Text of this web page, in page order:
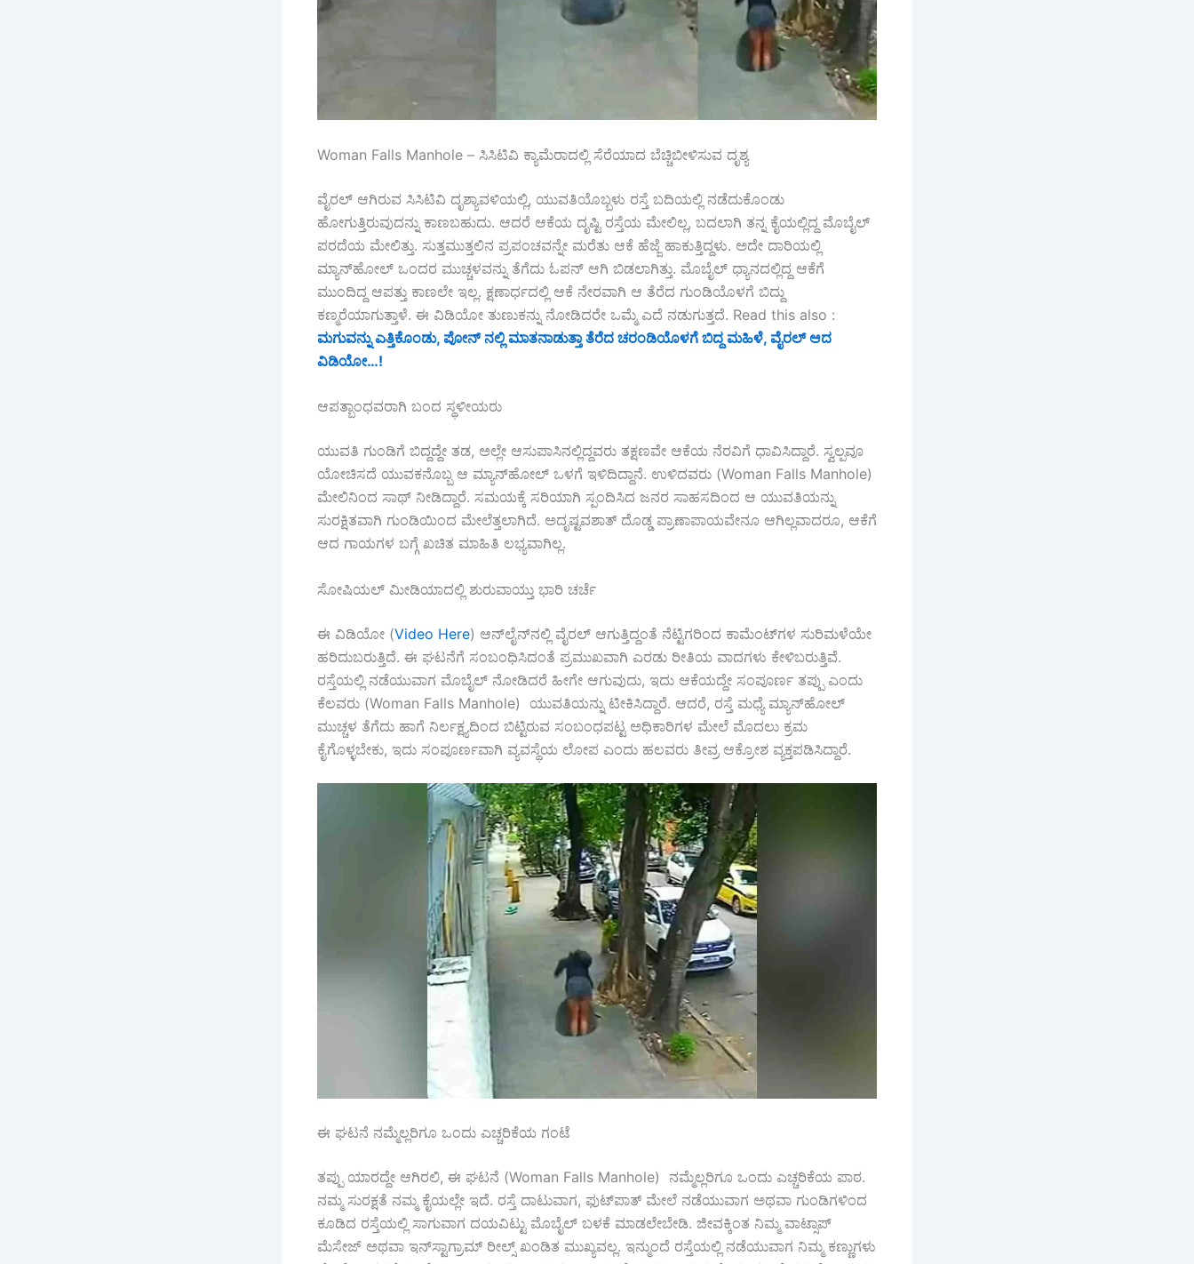
Woman Falls Manhole – ಸಿಸಿಟಿವಿ ಕ್ಯಾಮೆರಾದಲ್ಲಿ ಸೆರೆಯಾದ ಬೆಚ್ಚಿಬೀಳಿಸುವ ದೃಶ್ಯ
ವೈರಲ್ ಆಗಿರುವ ಸಿಸಿಟಿವಿ ದೃಶ್ಯಾವಳಿಯಲ್ಲಿ, ಯುವತಿಯೊಬ್ಬಳು ರಸ್ತೆ ಬದಿಯಲ್ಲಿ ನಡೆದುಕೊಂಡು
ಹೋಗುತ್ತಿರುವುದನ್ನು ಕಾಣಬಹುದು. ಆದರೆ ಆಕೆಯ ದೃಷ್ಟಿ ರಸ್ತೆಯ ಮೇಲಿಲ್ಲ, ಬದಲಾಗಿ ತನ್ನ ಕೈಯಲ್ಲಿದ್ದ ಮೊಬೈಲ್
ಪರದೆಯ ಮೇಲಿತ್ತು. ಸುತ್ತಮುತ್ತಲಿನ ಪ್ರಪಂಚವನ್ನೇ ಮರೆತು ಆಕೆ ಹೆಜ್ಜೆ ಹಾಕುತ್ತಿದ್ದಳು. ಅದೇ ದಾರಿಯಲ್ಲಿ
ಮ್ಯಾನ್‌ಹೋಲ್ ಒಂದರ ಮುಚ್ಚಳವನ್ನು ತೆಗೆದು ಓಪನ್ ಆಗಿ ಬಿಡಲಾಗಿತ್ತು. ಮೊಬೈಲ್ ಧ್ಯಾನದಲ್ಲಿದ್ದ ಆಕೆಗೆ
ಮುಂದಿದ್ದ ಆಪತ್ತು ಕಾಣಲೇ ಇಲ್ಲ. ಕ್ಷಣಾರ್ಧದಲ್ಲಿ ಆಕೆ ನೇರವಾಗಿ ಆ ತೆರೆದ ಗುಂಡಿಯೊಳಗೆ ಬಿದ್ದು
ಕಣ್ಮರೆಯಾಗುತ್ತಾಳೆ. ಈ ವಿಡಿಯೋ ತುಣುಕನ್ನು ನೋಡಿದರೇ ಒಮ್ಮೆ ಎದೆ ನಡುಗುತ್ತದೆ. Read this also :
ಮಗುವನ್ನು ಎತ್ತಿಕೊಂಡು, ಪೋನ್ ನಲ್ಲಿ ಮಾತನಾಡುತ್ತಾ ತೆರೆದ ಚರಂಡಿಯೊಳಗೆ ಬಿದ್ದ ಮಹಿಳೆ, ವೈರಲ್ ಆದ
ವಿಡಿಯೋ…!
ಆಪತ್ಬಾಂಧವರಾಗಿ ಬಂದ ಸ್ಥಳೀಯರು
ಯುವತಿ ಗುಂಡಿಗೆ ಬಿದ್ದದ್ದೇ ತಡ, ಅಲ್ಲೇ ಆಸುಪಾಸಿನಲ್ಲಿದ್ದವರು ತಕ್ಷಣವೇ ಆಕೆಯ ನೆರವಿಗೆ ಧಾವಿಸಿದ್ದಾರೆ. ಸ್ವಲ್ಪವೂ
ಯೋಚಿಸದೆ ಯುವಕನೊಬ್ಬ ಆ ಮ್ಯಾನ್‌ಹೋಲ್ ಒಳಗೆ ಇಳಿದಿದ್ದಾನೆ. ಉಳಿದವರು (Woman Falls Manhole)
ಮೇಲಿನಿಂದ ಸಾಥ್ ನೀಡಿದ್ದಾರೆ. ಸಮಯಕ್ಕೆ ಸರಿಯಾಗಿ ಸ್ಪಂದಿಸಿದ ಜನರ ಸಾಹಸದಿಂದ ಆ ಯುವತಿಯನ್ನು
ಸುರಕ್ಷಿತವಾಗಿ ಗುಂಡಿಯಿಂದ ಮೇಲೆತ್ತಲಾಗಿದೆ. ಅದೃಷ್ಟವಶಾತ್ ದೊಡ್ಡ ಪ್ರಾಣಾಪಾಯವೇನೂ ಆಗಿಲ್ಲವಾದರೂ, ಆಕೆಗೆ
ಆದ ಗಾಯಗಳ ಬಗ್ಗೆ ಖಚಿತ ಮಾಹಿತಿ ಲಭ್ಯವಾಗಿಲ್ಲ.
ಸೋಷಿಯಲ್ ಮೀಡಿಯಾದಲ್ಲಿ ಶುರುವಾಯ್ತು ಭಾರಿ ಚರ್ಚೆ
ಈ ವಿಡಿಯೋ (Video Here) ಆನ್‌ಲೈನ್‌ನಲ್ಲಿ ವೈರಲ್ ಆಗುತ್ತಿದ್ದಂತೆ ನೆಟ್ಟಿಗರಿಂದ ಕಾಮೆಂಟ್‌ಗಳ ಸುರಿಮಳೆಯೇ
ಹರಿದುಬರುತ್ತಿದೆ. ಈ ಘಟನೆಗೆ ಸಂಬಂಧಿಸಿದಂತೆ ಪ್ರಮುಖವಾಗಿ ಎರಡು ರೀತಿಯ ವಾದಗಳು ಕೇಳಿಬರುತ್ತಿವೆ.
ರಸ್ತೆಯಲ್ಲಿ ನಡೆಯುವಾಗ ಮೊಬೈಲ್ ನೋಡಿದರೆ ಹೀಗೇ ಆಗುವುದು, ಇದು ಆಕೆಯದ್ದೇ ಸಂಪೂರ್ಣ ತಪ್ಪು ಎಂದು
ಕೆಲವರು (Woman Falls Manhole) ಯುವತಿಯನ್ನು ಟೀಕಿಸಿದ್ದಾರೆ. ಆದರೆ, ರಸ್ತೆ ಮಧ್ಯೆ ಮ್ಯಾನ್‌ಹೋಲ್
ಮುಚ್ಚಳ ತೆಗೆದು ಹಾಗೆ ನಿರ್ಲಕ್ಷ್ಯದಿಂದ ಬಿಟ್ಟಿರುವ ಸಂಬಂಧಪಟ್ಟ ಅಧಿಕಾರಿಗಳ ಮೇಲೆ ಮೊದಲು ಕ್ರಮ
ಕೈಗೊಳ್ಳಬೇಕು, ಇದು ಸಂಪೂರ್ಣವಾಗಿ ವ್ಯವಸ್ಥೆಯ ಲೋಪ ಎಂದು ಹಲವರು ತೀವ್ರ ಆಕ್ರೋಶ ವ್ಯಕ್ತಪಡಿಸಿದ್ದಾರೆ.
ಈ ಘಟನೆ ನಮ್ಮೆಲ್ಲರಿಗೂ ಒಂದು ಎಚ್ಚರಿಕೆಯ ಗಂಟೆ
ತಪ್ಪು ಯಾರದ್ದೇ ಆಗಿರಲಿ, ಈ ಘಟನೆ (Woman Falls Manhole) ನಮ್ಮೆಲ್ಲರಿಗೂ ಒಂದು ಎಚ್ಚರಿಕೆಯ ಪಾಠ.
ನಮ್ಮ ಸುರಕ್ಷತೆ ನಮ್ಮ ಕೈಯಲ್ಲೇ ಇದೆ. ರಸ್ತೆ ದಾಟುವಾಗ, ಫುಟ್‌ಪಾತ್ ಮೇಲೆ ನಡೆಯುವಾಗ ಅಥವಾ ಗುಂಡಿಗಳಿಂದ
ಕೂಡಿದ ರಸ್ತೆಯಲ್ಲಿ ಸಾಗುವಾಗ ದಯವಿಟ್ಟು ಮೊಬೈಲ್ ಬಳಕೆ ಮಾಡಲೇಬೇಡಿ. ಜೀವಕ್ಕಿಂತ ನಿಮ್ಮ ವಾಟ್ಸಾಪ್
ಮೆಸೇಜ್ ಅಥವಾ ಇನ್‌ಸ್ಟಾಗ್ರಾಮ್ ರೀಲ್ಸ್ ಖಂಡಿತ ಮುಖ್ಯವಲ್ಲ. ಇನ್ಮುಂದೆ ರಸ್ತೆಯಲ್ಲಿ ನಡೆಯುವಾಗ ನಿಮ್ಮ ಕಣ್ಣುಗಳು